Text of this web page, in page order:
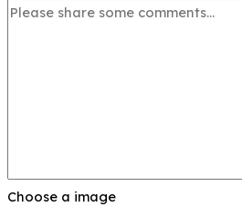
Choose a image